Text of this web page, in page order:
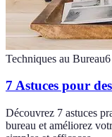
Techniques au Bureau6
7 Astuces pour
Découvrez 7 astuces
bureau et améliorez